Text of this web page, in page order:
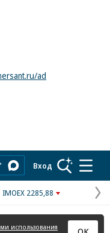
ad
Вход
IMOEX 2285,88
использования